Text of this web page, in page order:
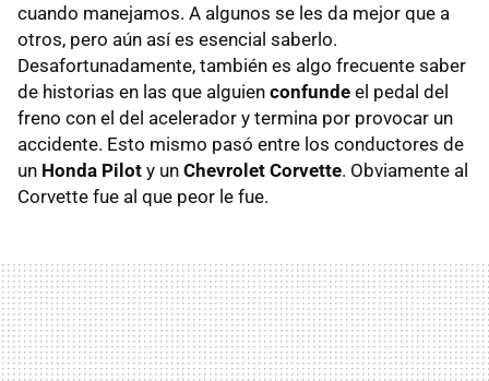
cuando manejamos. A algunos se les da mejor que a
otros, pero aún así es esencial saberlo.
Desafortunadamente, también es algo frecuente saber
de historias en las que alguien confunde el pedal del
freno con el del acelerador y termina por provocar un
accidente. Esto mismo pasó entre los conductores de
un Honda Pilot y un Chevrolet Corvette. Obviamente al
Corvette fue al que peor le fue.